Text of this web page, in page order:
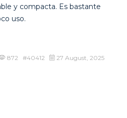
y compacta. Es bastante
uso.
872 #40412 27 August, 2025